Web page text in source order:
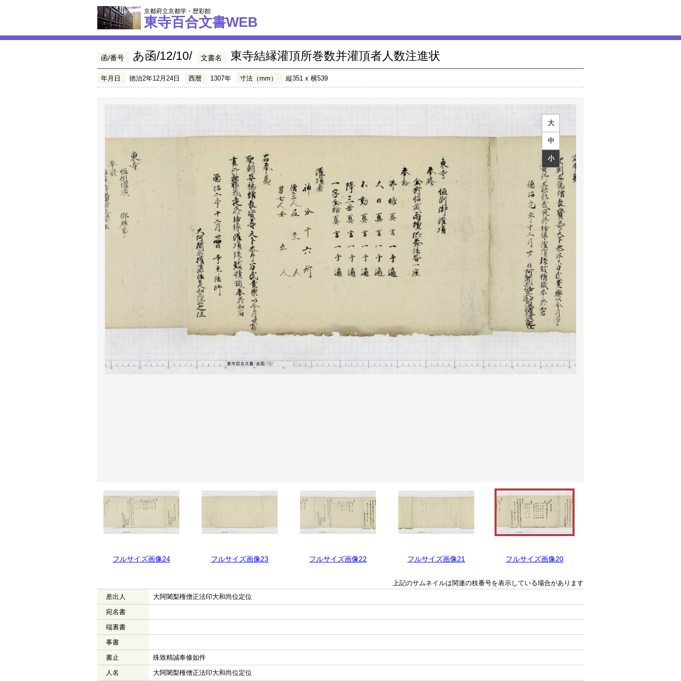
京都府立京都学・歴彩館
東寺百合文書WEB
函/番号 あ函/12/10/ 文書名 東寺結縁灌頂所巻数并灌頂者人数注進状
年月日 徳治2年12月24日 西暦 1307年 寸法（mm） 縦351 x 横539
大
中
小
フルサイズ画像24 フルサイズ画像23 フルサイズ画像22 フルサイズ画像21 フルサイズ画像20
上記のサムネイルは関連の枝番号を表示している場合があります
差出人
大阿闍梨権僧正法印大和尚位定位
宛名書
端裏書
事書
書止
殊致精誠奉修如件
人名
大阿闍梨権僧正法印大和尚位定位